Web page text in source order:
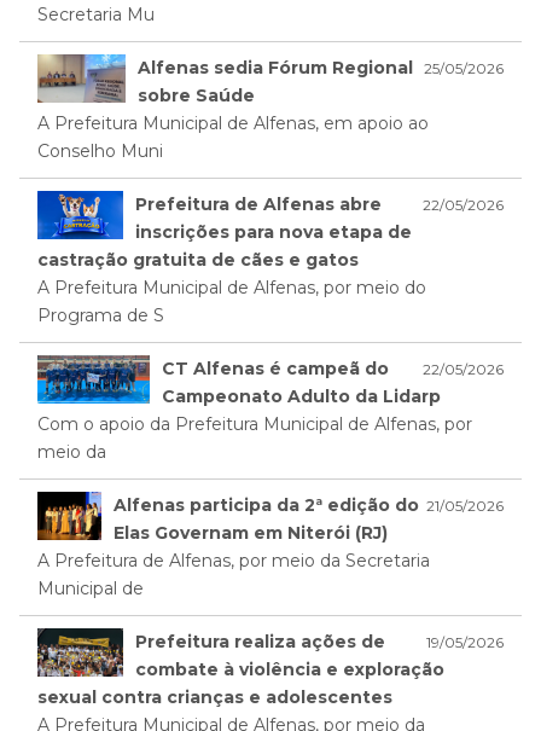
Secretaria Mu
25/05/2026
Alfenas sedia Fórum Regional
sobre Saúde
A Prefeitura Municipal de Alfenas, em apoio ao
Conselho Muni
22/05/2026
Prefeitura de Alfenas abre
inscrições para nova etapa de
castração gratuita de cães e gatos
A Prefeitura Municipal de Alfenas, por meio do
Programa de S
22/05/2026
CT Alfenas é campeã do
Campeonato Adulto da Lidarp
Com o apoio da Prefeitura Municipal de Alfenas, por
meio da
21/05/2026
Alfenas participa da 2ª edição do
Elas Governam em Niterói (RJ)
A Prefeitura de Alfenas, por meio da Secretaria
Municipal de
19/05/2026
Prefeitura realiza ações de
combate à violência e exploração
sexual contra crianças e adolescentes
A Prefeitura Municipal de Alfenas, por meio da